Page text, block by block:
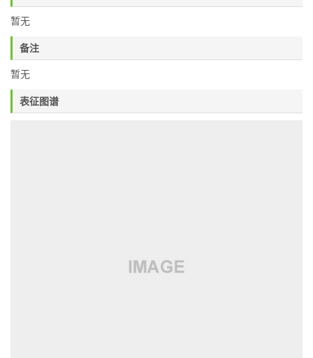
暂无
备注
暂无
表征图谱